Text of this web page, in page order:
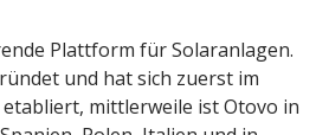
Plattform für Solaranlagen.
und hat sich zuerst im
mittlerweile ist Otovo in